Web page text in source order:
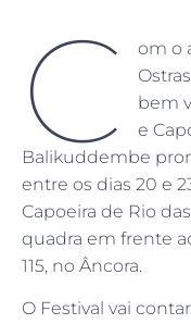
C
om o
bem
e
Balikuddembe
entre os dias 20 e
Capoeira de Rio
quadra em frente
115, no Âncora.
O Festival vai